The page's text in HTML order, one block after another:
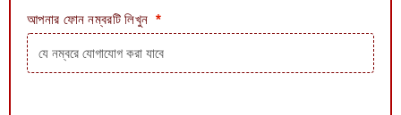
আপনার ফোন নম্বরটি লিখুন *